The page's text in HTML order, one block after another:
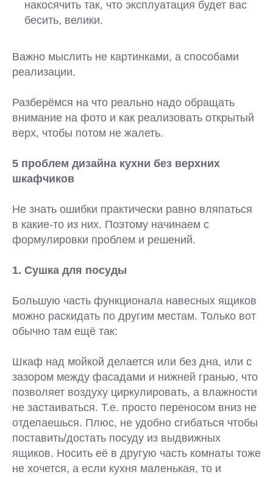
накосячить так, что эксплуатация будет вас
бесить, велики.
Важно мыслить не картинками, а способами
реализации.
Разберёмся на что реально надо обращать
внимание на фото и как реализовать открытый
верх, чтобы потом не жалеть.
5 проблем дизайна кухни без верхних
шкафчиков
Не знать ошибки практически равно вляпаться
в какие-то из них. Поэтому начинаем с
формулировки проблем и решений.
1. Сушка для посуды
Большую часть функционала навесных ящиков
можно раскидать по другим местам. Только вот
обычно там ещё так:
Шкаф над мойкой делается или без дна, или с
зазором между фасадами и нижней гранью, что
позволяет воздуху циркулировать, а влажности
не застаиваться. Т.е. просто переносом вниз не
отделаешься. Плюс, не удобно сгибаться чтобы
поставить/достать посуду из выдвижных
ящиков. Носить её в другую часть комнаты тоже
не хочется, а если кухня маленькая, то и